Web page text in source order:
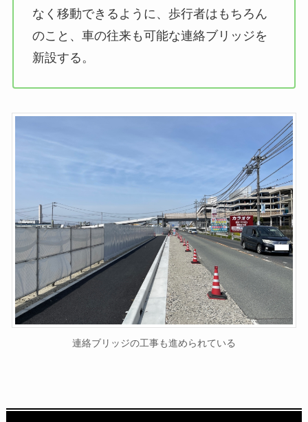
なく移動できるように、歩行者はもちろん
のこと、車の往来も可能な連絡ブリッジを
新設する。
連絡ブリッジの工事も進められている